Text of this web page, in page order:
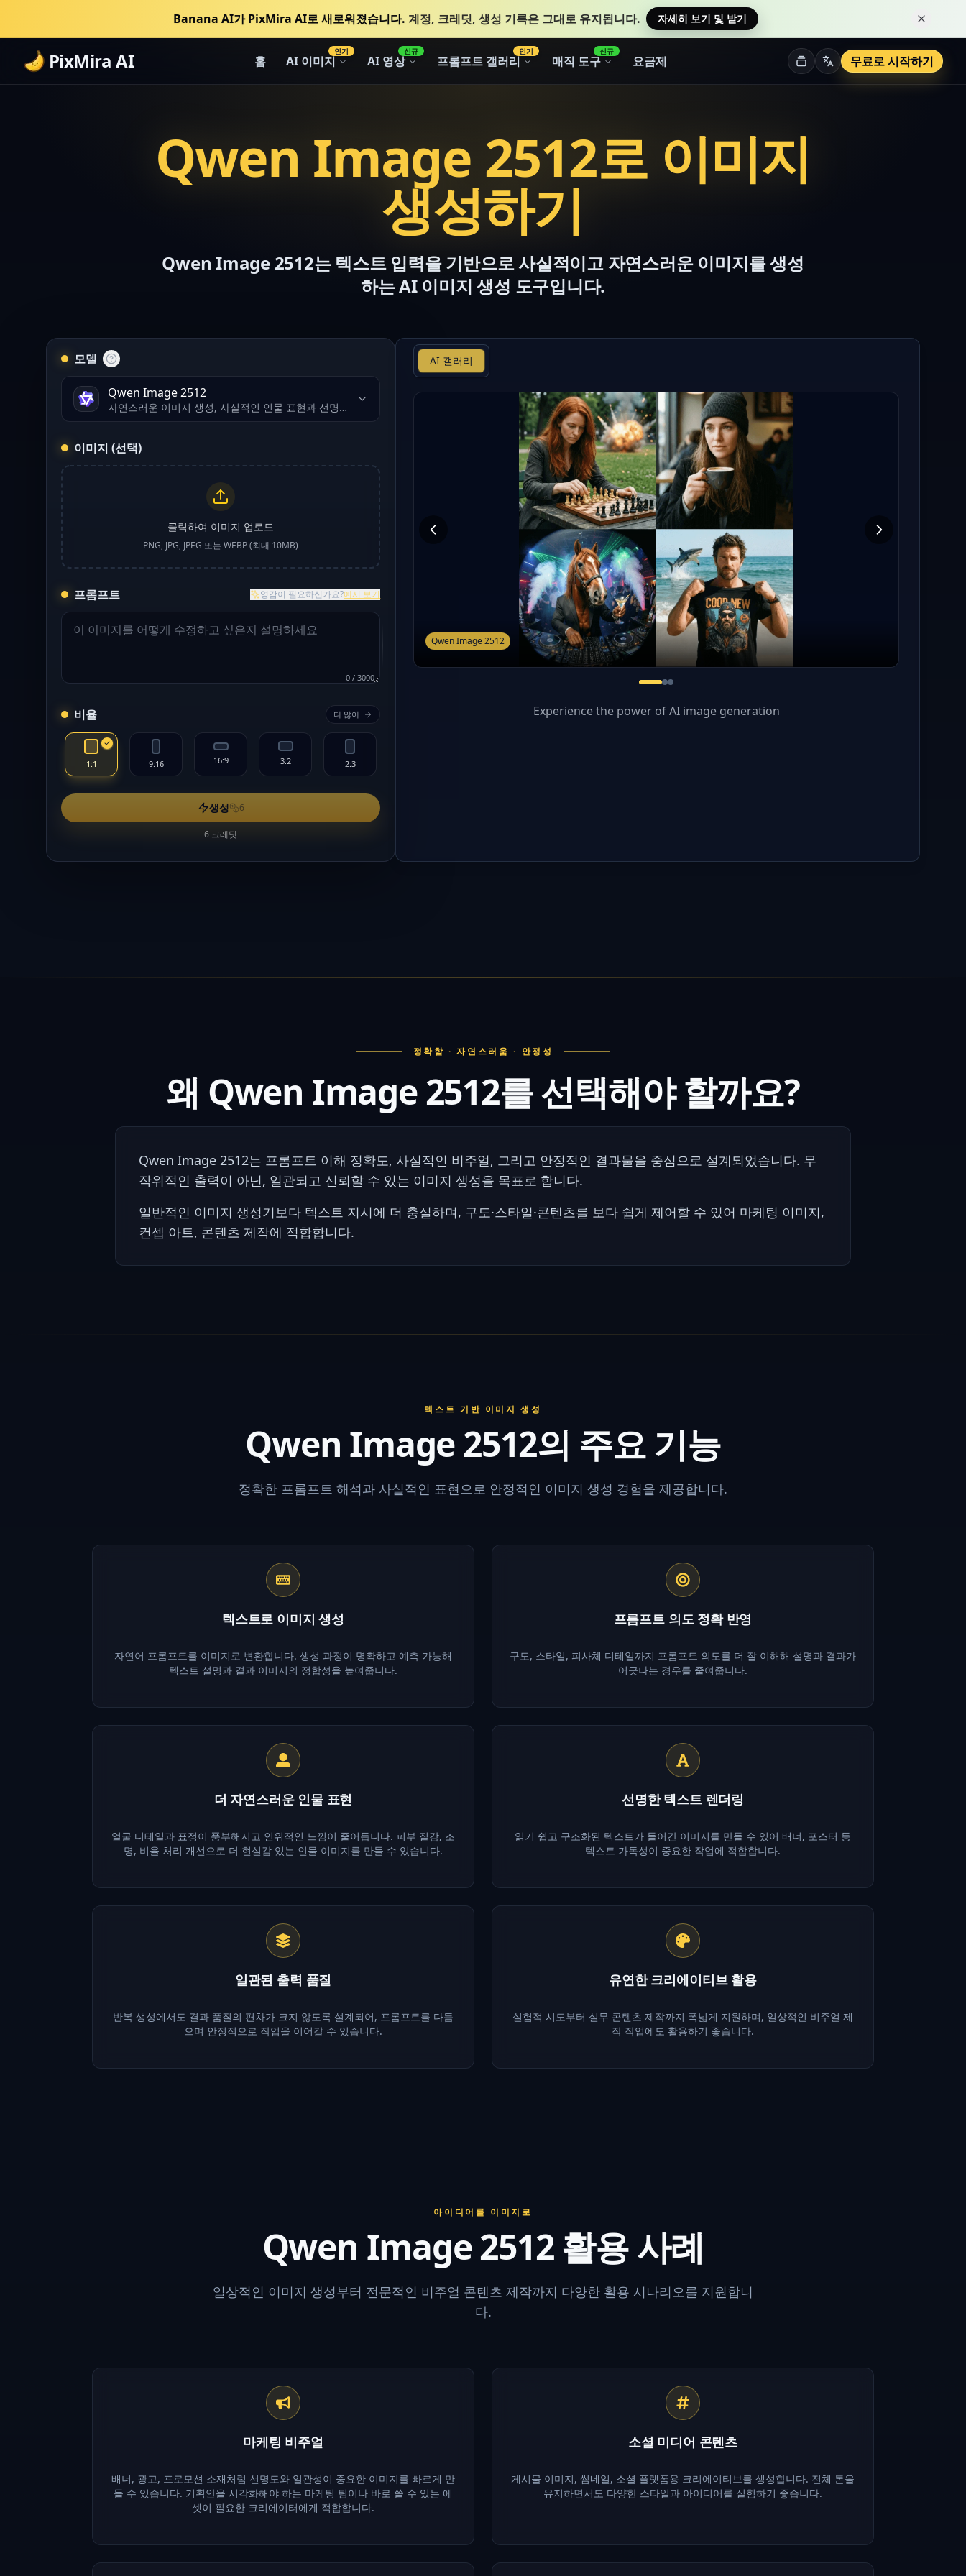
Banana AI가 PixMira AI로 새로워졌습니다. 계정, 크레딧, 생성 기록은 그대로 유지됩니다. 자세히 보기 및 받기 이 알림
PixMira AI 홈 AI 이미지
인기
AI 영상
신규
프롬프트 갤러리
인기
매직 도구
신규
요금제 무료로 시작하기
Qwen Image 2512로 이미지
생성하기
Qwen Image 2512는 텍스트 입력을 기반으로 사실적이고 자연스러운 이미지를 생성
하는 AI 이미지 생성 도구입니다.
모델
Qwen Image 2512
자연스러운 이미지 생성, 사실적인 인물 표현과 선명한 텍스트
이미지 (선택)
클릭하여 이미지 업로드
PNG, JPG, JPEG 또는 WEBP (최대 10MB)
프롬프트 영감이 필요하신가요?예시 보기
0 /3000
비율 더 많이
1:1 9:16 16:9 3:2 2:3
생성 6
6 크레딧
AI 갤러리
Qwen Image 2512
Experience the power of AI image generation
정확함 · 자연스러움 · 안정성
왜 Qwen Image 2512를 선택해야 할까요?
Qwen Image 2512는 프롬프트 이해 정확도, 사실적인 비주얼, 그리고 안정적인 결과물을 중심으로 설계되었습니다. 무
작위적인 출력이 아닌, 일관되고 신뢰할 수 있는 이미지 생성을 목표로 합니다.
일반적인 이미지 생성기보다 텍스트 지시에 더 충실하며, 구도·스타일·콘텐츠를 보다 쉽게 제어할 수 있어 마케팅 이미지,
컨셉 아트, 콘텐츠 제작에 적합합니다.
텍스트 기반 이미지 생성
Qwen Image 2512의 주요 기능
정확한 프롬프트 해석과 사실적인 표현으로 안정적인 이미지 생성 경험을 제공합니다.
텍스트로 이미지 생성
자연어 프롬프트를 이미지로 변환합니다. 생성 과정이 명확하고 예측 가능해
텍스트 설명과 결과 이미지의 정합성을 높여줍니다.
프롬프트 의도 정확 반영
구도, 스타일, 피사체 디테일까지 프롬프트 의도를 더 잘 이해해 설명과 결과가
어긋나는 경우를 줄여줍니다.
더 자연스러운 인물 표현
얼굴 디테일과 표정이 풍부해지고 인위적인 느낌이 줄어듭니다. 피부 질감, 조
명, 비율 처리 개선으로 더 현실감 있는 인물 이미지를 만들 수 있습니다.
선명한 텍스트 렌더링
읽기 쉽고 구조화된 텍스트가 들어간 이미지를 만들 수 있어 배너, 포스터 등
텍스트 가독성이 중요한 작업에 적합합니다.
일관된 출력 품질
반복 생성에서도 결과 품질의 편차가 크지 않도록 설계되어, 프롬프트를 다듬
으며 안정적으로 작업을 이어갈 수 있습니다.
유연한 크리에이티브 활용
실험적 시도부터 실무 콘텐츠 제작까지 폭넓게 지원하며, 일상적인 비주얼 제
작 작업에도 활용하기 좋습니다.
아이디어를 이미지로
Qwen Image 2512 활용 사례
일상적인 이미지 생성부터 전문적인 비주얼 콘텐츠 제작까지 다양한 활용 시나리오를 지원합니
다.
마케팅 비주얼
배너, 광고, 프로모션 소재처럼 선명도와 일관성이 중요한 이미지를 빠르게 만
들 수 있습니다. 기획안을 시각화해야 하는 마케팅 팀이나 바로 쓸 수 있는 에
셋이 필요한 크리에이터에게 적합합니다.
소셜 미디어 콘텐츠
게시물 이미지, 썸네일, 소셜 플랫폼용 크리에이티브를 생성합니다. 전체 톤을
유지하면서도 다양한 스타일과 아이디어를 실험하기 좋습니다.